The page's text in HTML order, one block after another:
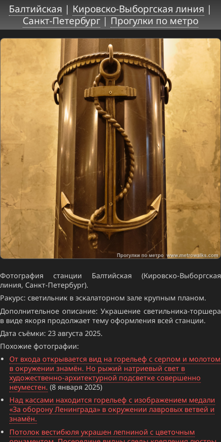
Балтийская | Кировско-Выборгская линия |
Санкт-Петербург|Прогулки по метро
Фотография станции Балтийская (Кировско-Выборгская
линия, Санкт-Петербург).
Ракурс: светильник в эскалаторном зале крупным планом.
Дополнительное описание: Украшение светильника-торшера
в виде якоря продолжает тему оформления всей станции.
Дата съёмки: 23 августа 2025.
Похожие фотографии:
От входа открывается вид на горельеф с серпом и молотом
в окружении знамён. Но рыжий натриевый свет в
художественно-архитектурной подсветке совершенно
неуместен. (8 января 2025)
Над кассами находится горельеф с изображением медали
«За оборону Ленинграда» в окружении лавровых ветвей и
знамён.
Потолок вестибюля украшен лепниной с цветочным